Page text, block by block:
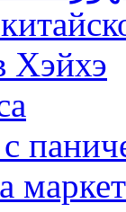
Хэйхэ